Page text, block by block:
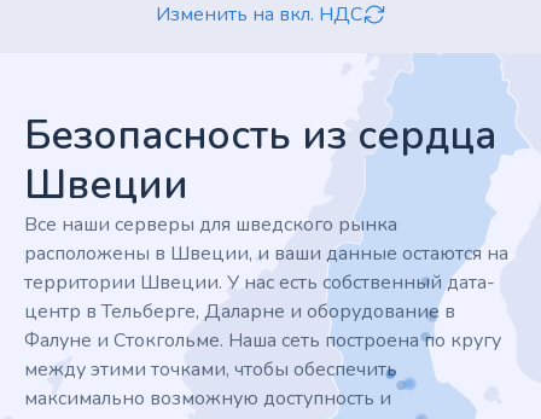
Изменить на вкл. НДС
Безопасность из сердца
Швеции
Все наши серверы для шведского рынка
расположены в Швеции, и ваши данные остаются на
территории Швеции. У нас есть собственный дата-
центр в Тельберге, Даларне и оборудование в
Фалуне и Стокгольме. Наша сеть построена по кругу
между этими точками, чтобы обеспечить
максимально возможную доступность и